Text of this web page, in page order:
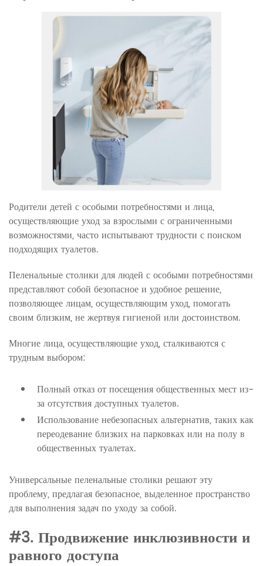
Родители детей с особыми потребностями и лица,
осуществляющие уход за взрослыми с ограниченными
возможностями, часто испытывают трудности с поиском
подходящих туалетов.
Пеленальные столики для людей с особыми потребностями
представляют собой безопасное и удобное решение,
позволяющее лицам, осуществляющим уход, помогать
своим близким, не жертвуя гигиеной или достоинством.
Многие лица, осуществляющие уход, сталкиваются с
трудным выбором:
Полный отказ от посещения общественных мест из-
за отсутствия доступных туалетов.
Использование небезопасных альтернатив, таких как
переодевание близких на парковках или на полу в
общественных туалетах.
Универсальные пеленальные столики решают эту
проблему, предлагая безопасное, выделенное пространство
для выполнения задач по уходу за собой.
#3. Продвижение инклюзивности и
равного доступа